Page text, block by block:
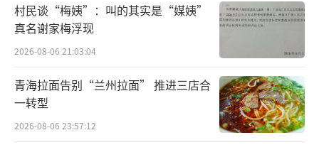
村民谈“梅姨”：叫的其实是“媒姨”
真名谢家梅浮现
2026-08-06 21:03:04
青海拉面告别“兰州拉面” 推进三店合
一转型
2026-08-06 23:57:12